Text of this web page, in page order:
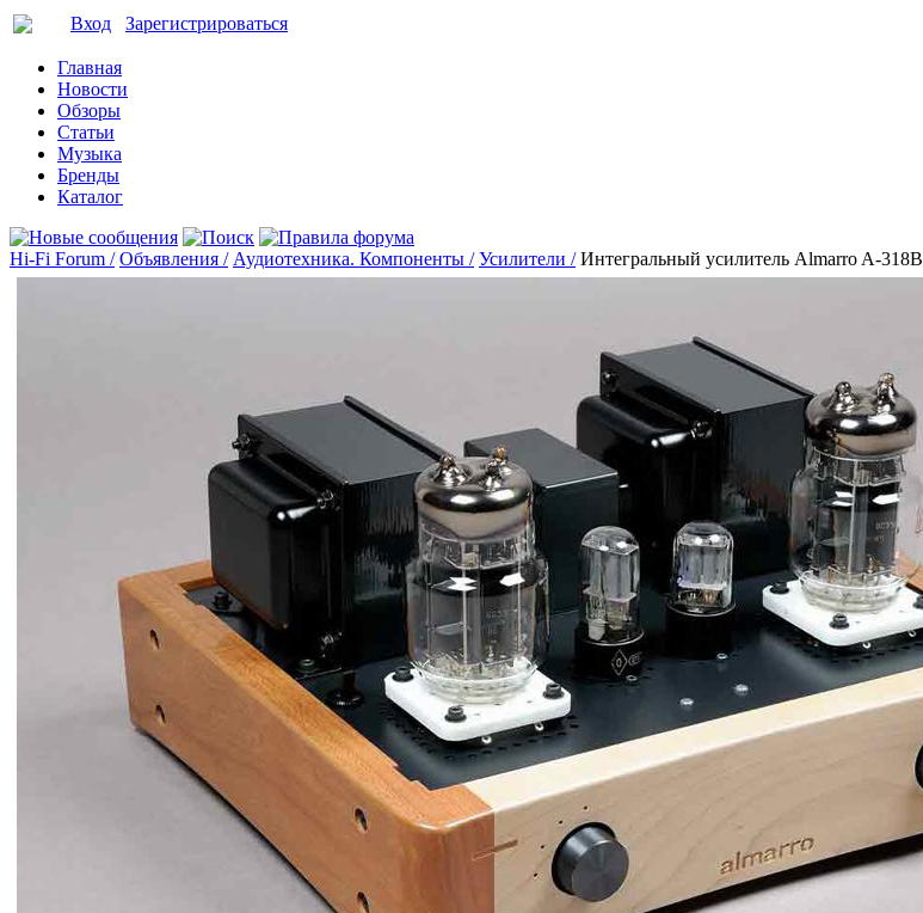
Вход Зарегистрироваться
Главная
Новости
Обзоры
Статьи
Музыка
Бренды
Каталог
Hi-Fi Forum / Объявления / Аудиотехника. Компоненты / Усилители / Интегральный усилитель Almarro A-318B